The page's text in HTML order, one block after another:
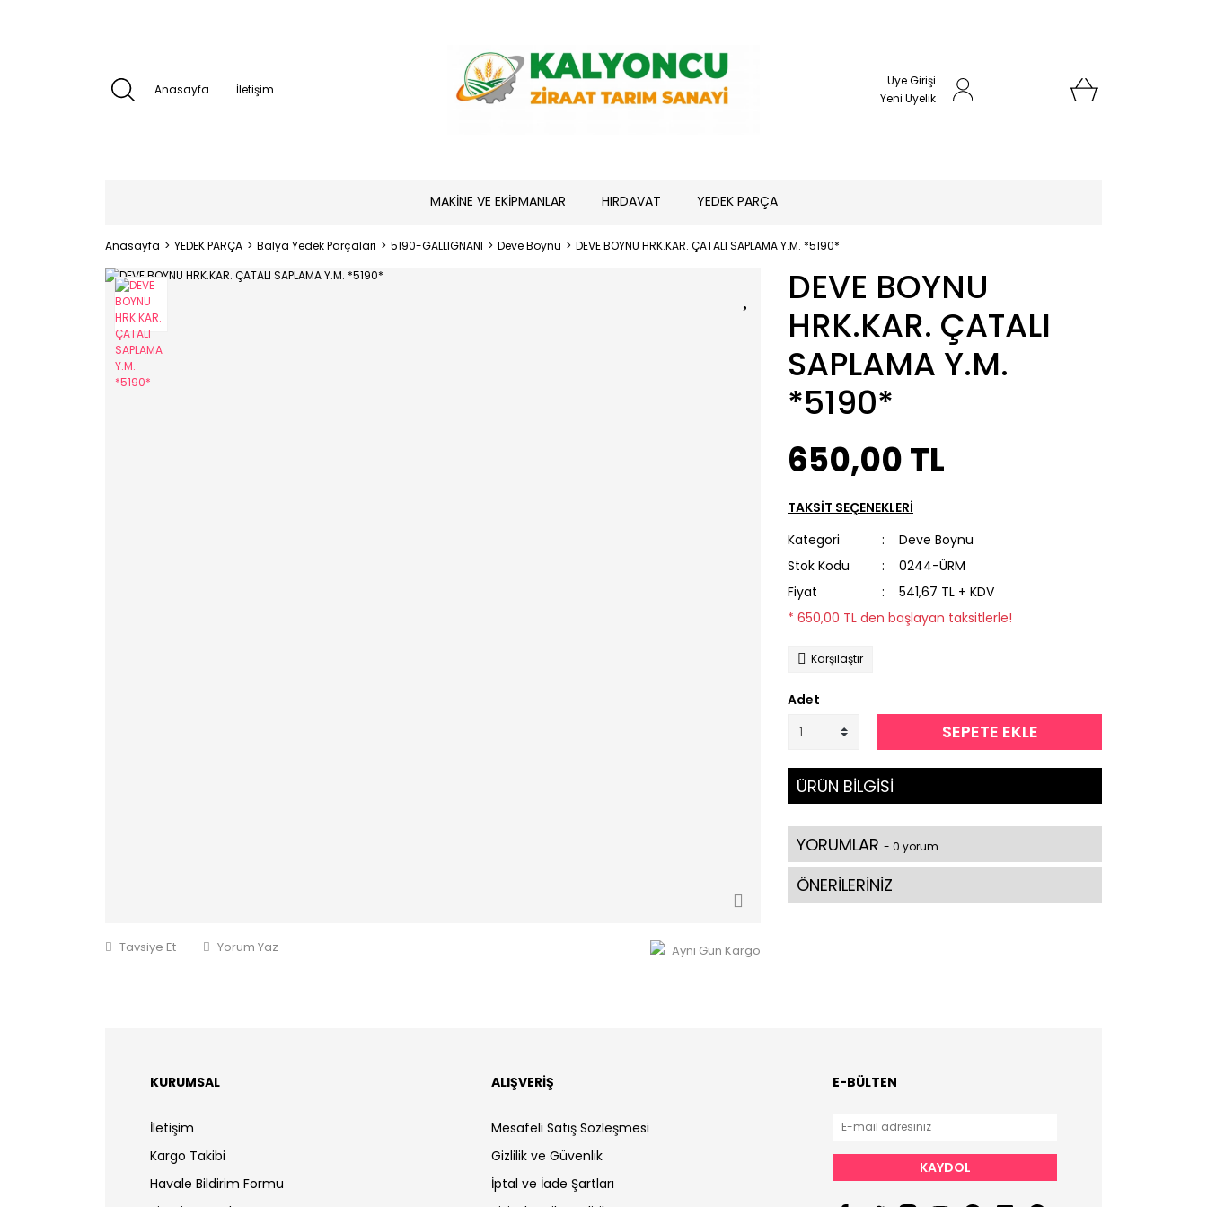
Anasayfa İletişim
Üye Girişi
Yeni Üyelik
MAKİNE VE EKİPMANLAR HIRDAVAT YEDEK PARÇA
Anasayfa YEDEK PARÇA Balya Yedek Parçaları 5190-GALLIGNANI Deve Boynu DEVE BOYNU HRK.KAR. ÇATALI SAPLAMA Y.M. *5190*
Tavsiye Et Yorum Yaz Aynı Gün Kargo
DEVE BOYNU
HRK.KAR. ÇATALI
SAPLAMA Y.M.
*5190*
650,00 TL
TAKSİT SEÇENEKLERİ
Kategori
Deve Boynu
Stok Kodu
0244-ÜRM
Fiyat
541,67 TL + KDV
* 650,00 TL den başlayan taksitlerle!
Karşılaştır
Adet
SEPETE EKLE
ÜRÜN BİLGİSİ
YORUMLAR - 0 yorum
ÖNERİLERİNİZ
KURUMSAL
İletişim
Kargo Takibi
Havale Bildirim Formu
ALIŞVERİŞ
Mesafeli Satış Sözleşmesi
Gizlilik ve Güvenlik
İptal ve İade Şartları
E-BÜLTEN
KAYDOL